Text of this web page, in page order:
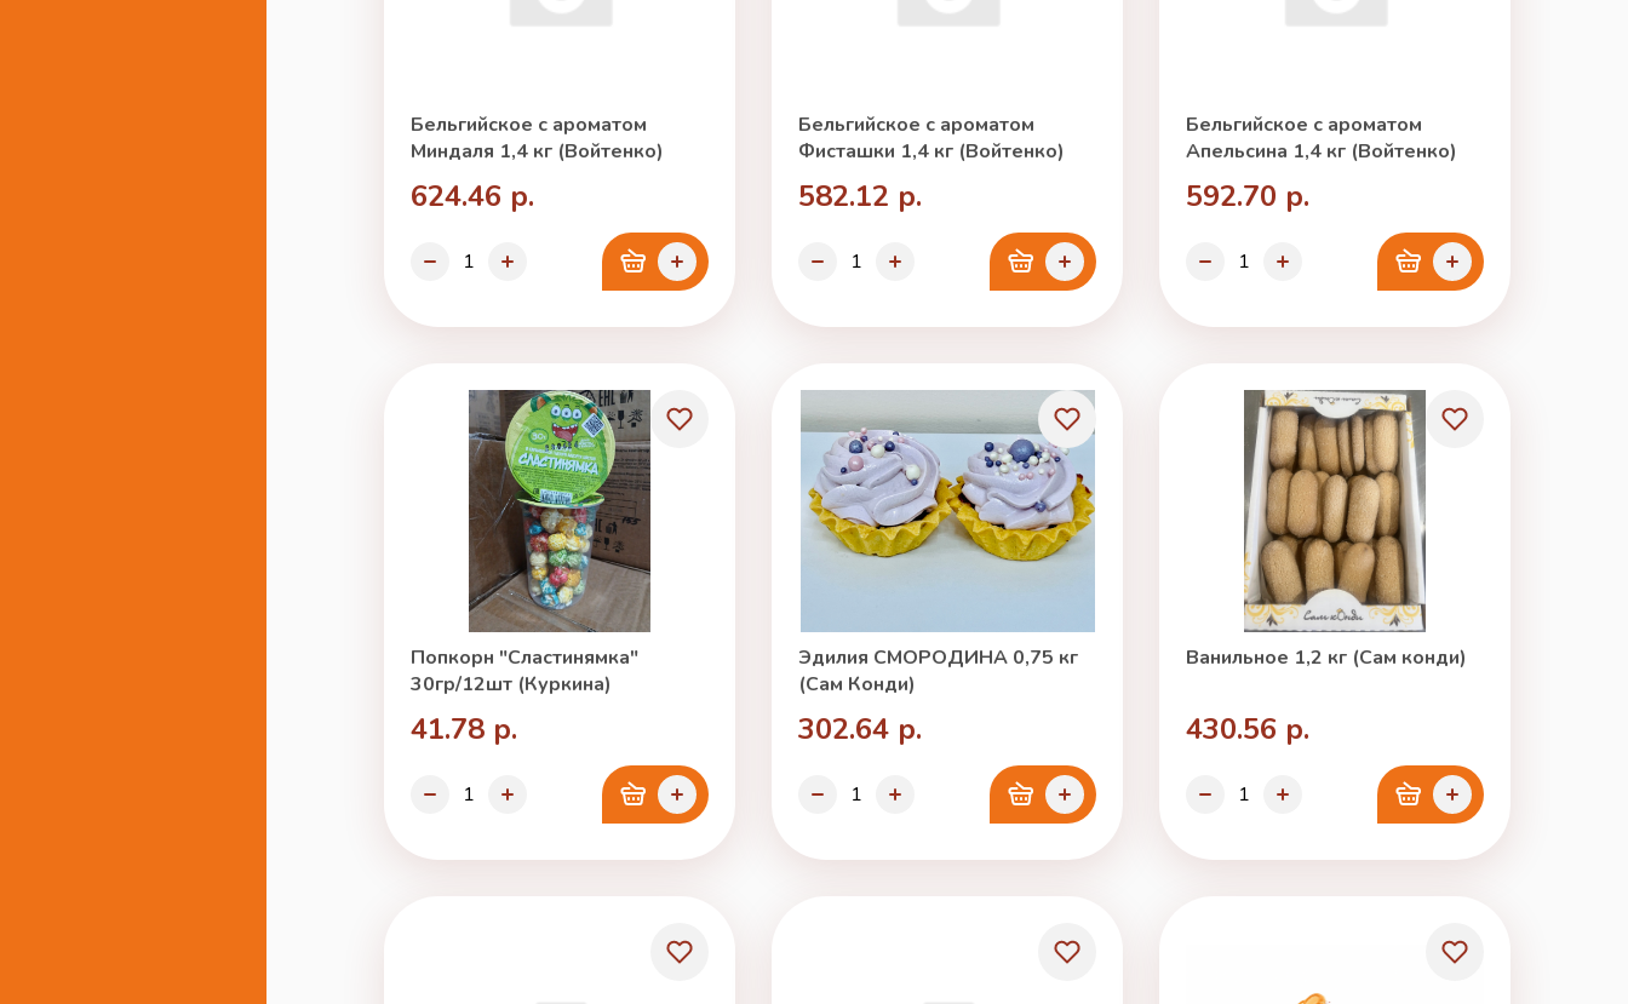
Бельгийское с ароматом
Миндаля 1,4 кг (Войтенко)
624.46 р.
Бельгийское с ароматом
Фисташки 1,4 кг (Войтенко)
582.12 р.
Бельгийское с ароматом
Апельсина 1,4 кг (Войтенко)
592.70 р.
Попкорн "Сластинямка"
30гр/12шт (Куркина)
41.78 р.
Эдилия СМОРОДИНА 0,75 кг
(Сам Конди)
302.64 р.
Ванильное 1,2 кг (Сам конди)
430.56 р.